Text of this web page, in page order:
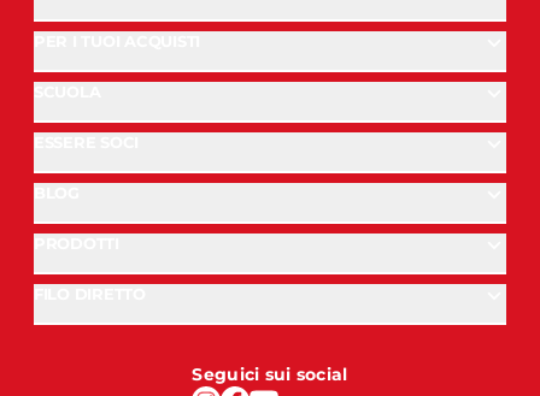
Seguici sui social